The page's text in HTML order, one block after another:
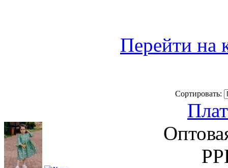
Перейти на
Сортировать: